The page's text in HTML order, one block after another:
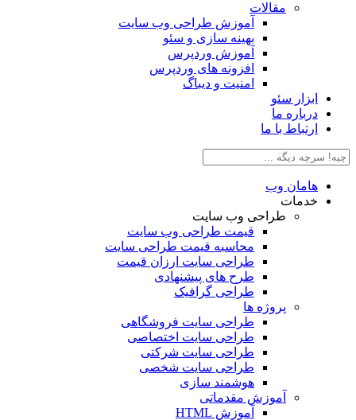
مقالات
آموزش طراحی وب سایت
بهینه سازی و سئو
آموزش وردپرس
افزونه های وردپرس
امنیت و دیباگ
سئو
ما
با ما
وب
طراحی وب سایت
قیمت طراحی وب سایت
محاسبه قیمت طراحی سایت
طراحی سایت ارزان قیمت
طرح های پیشنهادی
طراحی گرافیک
پروژه ها
طراحی سایت فروشگاهی
طراحی سایت اختصاصی
طراحی سایت شرکتی
طراحی سایت شخصی
هوشمند سازی
آموزش مقدماتی
آموزش HTML